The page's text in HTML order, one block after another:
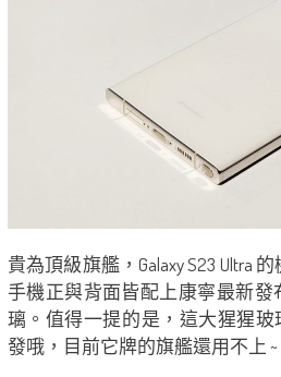
貴為頂級旗艦，Galaxy S23 Ultra
手機正與背面皆配上康寧最新發布
璃。值得一提的是，這大猩猩玻
發哦，目前它牌的旗艦還用不上 ~